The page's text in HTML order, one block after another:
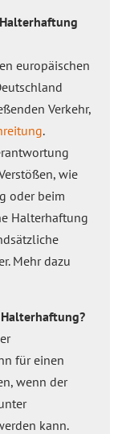
europäischen
Verkehr,
.
wie
oder beim
Halterhaftung
Mehr dazu
für einen
wenn der
kann.